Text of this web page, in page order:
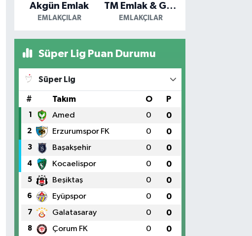
Akgün Emlak
EMLAKÇILAR
TM Emlak & Gayrimenkul
EMLAKÇILAR
Süper Lig Puan Durumu
Süper Lig
# Takım O P
1 Amed 0 0
2 Erzurumspor FK 0 0
3 Başakşehir 0 0
4 Kocaelispor 0 0
5 Beşiktaş 0 0
6 Eyüpspor 0 0
7 Galatasaray 0 0
8 Çorum FK 0 0